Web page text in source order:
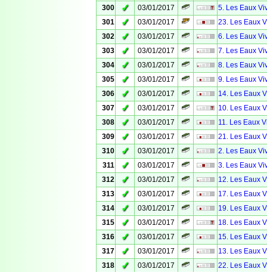
300
✓ 03/01/2017
5. Les Eaux
301
✓ 03/01/2017
23. Les Eaux
302
✓ 03/01/2017
6. Les Eaux
303
✓ 03/01/2017
7. Les Eaux
304
✓ 03/01/2017
8. Les Eaux
305
✓ 03/01/2017
9. Les Eaux
306
✓ 03/01/2017
14. Les Eaux
307
✓ 03/01/2017
10. Les Eaux
308
✓ 03/01/2017
11. Les Eaux
309
✓ 03/01/2017
21. Les Eaux
310
✓ 03/01/2017
2. Les Eaux
311
✓ 03/01/2017
3. Les Eaux
312
✓ 03/01/2017
12. Les Eaux
313
✓ 03/01/2017
17. Les Eaux
314
✓ 03/01/2017
19. Les Eaux
315
✓ 03/01/2017
18. Les Eaux
316
✓ 03/01/2017
15. Les Eaux
317
✓ 03/01/2017
13. Les Eaux
318
✓ 03/01/2017
22. Les Eaux